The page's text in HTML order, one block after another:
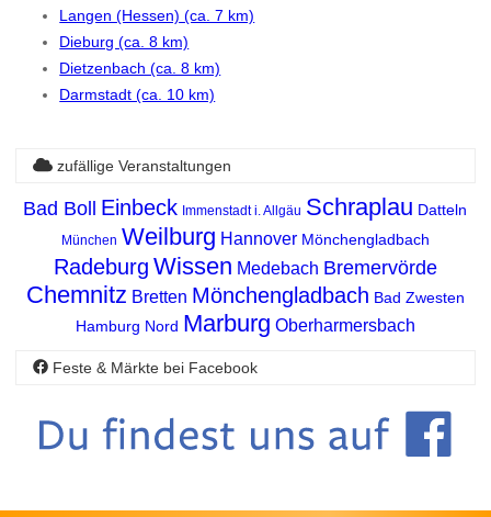
Langen (Hessen) (ca. 7 km)
Dieburg (ca. 8 km)
Dietzenbach (ca. 8 km)
Darmstadt (ca. 10 km)
zufällige Veranstaltungen
Bad Boll Einbeck Immenstadt i. Allgäu Schraplau Datteln
München Weilburg Hannover Mönchengladbach
Radeburg Wissen Medebach Bremervörde
Chemnitz Bretten Mönchengladbach Bad Zwesten
Hamburg Nord Marburg Oberharmersbach
Feste & Märkte bei Facebook